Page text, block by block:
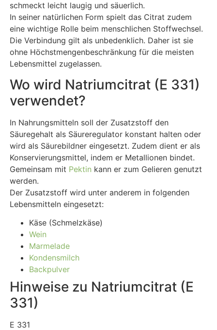
schmeckt leicht laugig und säuerlich.
In seiner natürlichen Form spielt das Citrat zudem
eine wichtige Rolle beim menschlichen Stoffwechsel.
Die Verbindung gilt als unbedenklich. Daher ist sie
ohne Höchstmengenbeschränkung für die meisten
Lebensmittel zugelassen.
Wo wird Natriumcitrat (E 331)
verwendet?
In Nahrungsmitteln soll der Zusatzstoff den
Säuregehalt als Säureregulator konstant halten oder
wird als Säurebildner eingesetzt. Zudem dient er als
Konservierungsmittel, indem er Metallionen bindet.
Gemeinsam mit Pektin kann er zum Gelieren genutzt
werden.
Der Zusatzstoff wird unter anderem in folgenden
Lebensmitteln eingesetzt:
Käse (Schmelzkäse)
Wein
Marmelade
Kondensmilch
Backpulver
Hinweise zu Natriumcitrat (E
331)
E 331